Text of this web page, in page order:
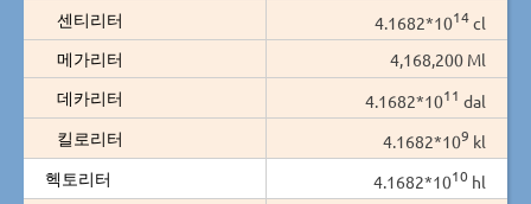
센티리터
4.1682*1014cl
메가리터
4,168,200 Ml
데카리터
4.1682*1011 dal
킬로리터
4.1682*109 kl
헥토리터
4.1682*1010 hl